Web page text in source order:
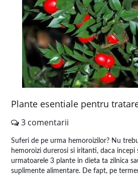
Plante esentiale pentru
3 comentarii
Suferi de pe urma hemoroizilor? Nu
hemoroizi durerosi si iritanti, daca incepi
urmatoarele 3 plante in dieta ta zilnica
suplimente alimentare. De fapt, pe